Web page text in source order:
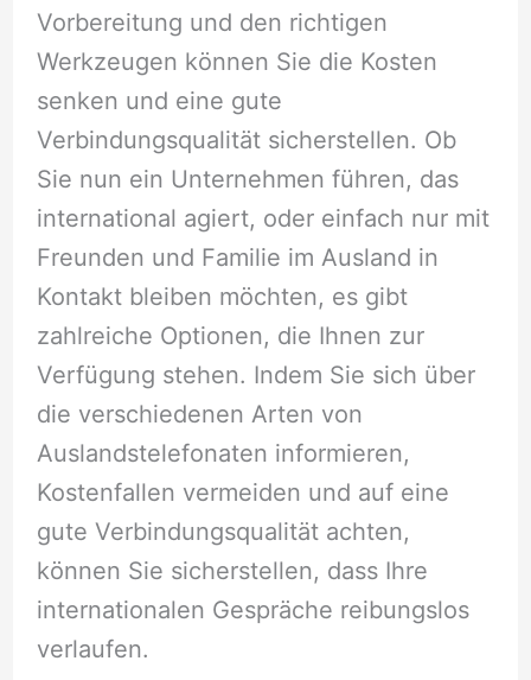
Vorbereitung und den richtigen
Werkzeugen können Sie die Kosten
senken und eine gute
Verbindungsqualität sicherstellen. Ob
Sie nun ein Unternehmen führen, das
international agiert, oder einfach nur mit
Freunden und Familie im Ausland in
Kontakt bleiben möchten, es gibt
zahlreiche Optionen, die Ihnen zur
Verfügung stehen. Indem Sie sich über
die verschiedenen Arten von
Auslandstelefonaten informieren,
Kostenfallen vermeiden und auf eine
gute Verbindungsqualität achten,
können Sie sicherstellen, dass Ihre
internationalen Gespräche reibungslos
verlaufen.